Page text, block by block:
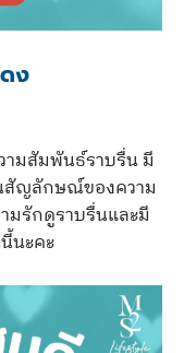
ง
มสัมพันธ์ราบรื่น มี
สัญลักษณ์ของความ
มรักดูราบรื่นและมี
นะคะ